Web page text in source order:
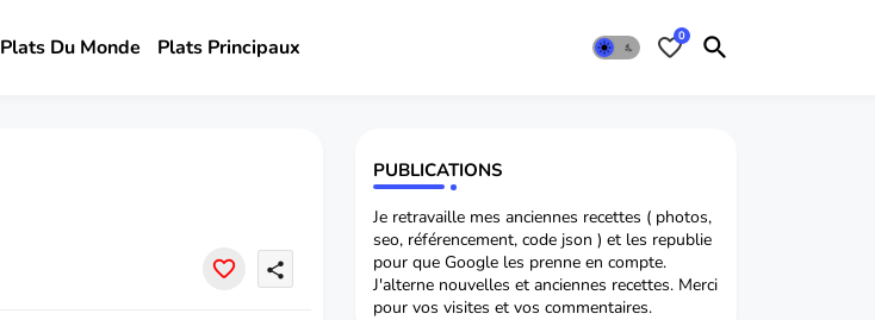
Plats Du Monde Plats Principaux 0
share
PUBLICATIONS
Je retravaille mes anciennes recettes ( photos,
seo, référencement, code json ) et les republie
pour que Google les prenne en compte.
J'alterne nouvelles et anciennes recettes. Merci
pour vos visites et vos commentaires.